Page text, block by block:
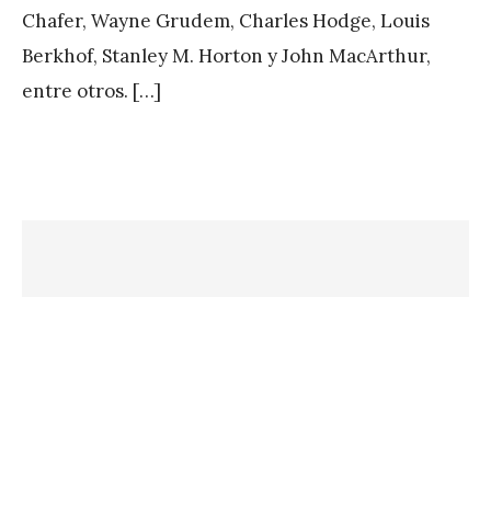
Chafer, Wayne Grudem, Charles Hodge, Louis
Berkhof, Stanley M. Horton y John MacArthur,
entre otros. […]